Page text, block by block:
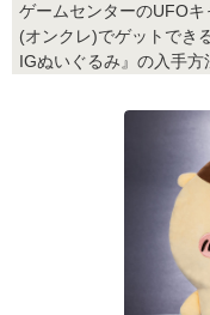
ゲームセンターのUFO
(オンクレ)でゲットでき
IGぬいぐるみ』の入手方